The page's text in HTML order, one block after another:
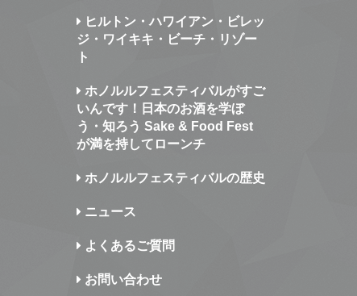
ヒルトン・ハワイアン・ビレッ
ジ・ワイキキ・ビーチ・リゾー
ト
ホノルルフェスティバルがすご
いんです！日本のお酒を学ぼ
う・知ろう Sake & Food Fest
が満を持してローンチ
ホノルルフェスティバルの歴史
ニュース
よくあるご質問
お問い合わせ